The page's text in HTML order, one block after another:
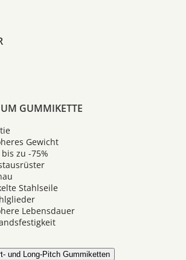
GUMMIKETTE
Gewicht
zu -75%
Stahlseile
Lebensdauer
und Long-Pitch Gummiketten